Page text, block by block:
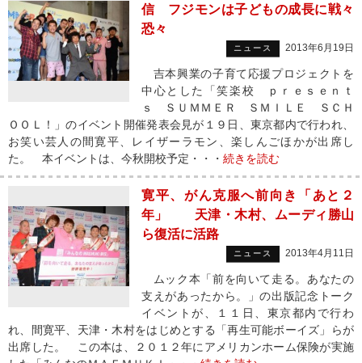
信 フジモンは子どもの成長に戦々
恐々
ニュース 2013年6月19日
吉本興業の子育て応援プロジェクトを
中心とした「笑楽校 ｐｒｅｓｅｎｔ
ｓ ＳＵＭＭＥＲ ＳＭＩＬＥ ＳＣＨ
ＯＯＬ！」のイベント開催発表会見が１９日、東京都内で行われ、
お笑い芸人の間寛平、レイザーラモン、楽しんごほかが出席し
た。 本イベントは、今秋開校予定・・・ 続きを読む
寛平、がん克服へ前向き「あと２
年」 天津・木村、ムーディ勝山
ら復活に活路
ニュース 2013年4月11日
ムック本「前を向いて走る。あなたの
支えがあったから。」の出版記念トーク
イベントが、１１日、東京都内で行わ
れ、間寛平、天津・木村をはじめとする「再生可能ボーイズ」らが
出席した。 この本は、２０１２年にアメリカンホーム保険が実施